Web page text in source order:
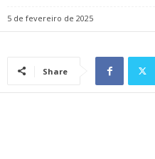
5 de fevereiro de 2025
Share